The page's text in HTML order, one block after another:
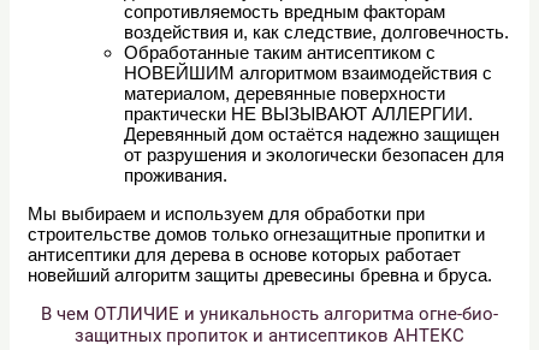
сопротивляемость вредным факторам
воздействия и, как следствие, долговечность.
Обработанные таким антисептиком с
НОВЕЙШИМ алгоритмом взаимодействия с
материалом, деревянные поверхности
практически НЕ ВЫЗЫВАЮТ АЛЛЕРГИИ.
Деревянный дом остаётся надежно защищен
от разрушения и экологически безопасен для
проживания.
Мы выбираем и используем для обработки при
строительстве домов только огнезащитные пропитки и
антисептики для дерева в основе которых работает
новейший алгоритм защиты древесины бревна и бруса.
В чем ОТЛИЧИЕ и уникальность алгоритма огне-био-
защитных пропиток и антисептиков АНТЕКС